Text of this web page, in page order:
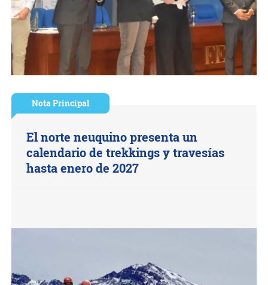
Nota Principal
El norte neuquino presenta un
calendario de trekkings y travesías
hasta enero de 2027